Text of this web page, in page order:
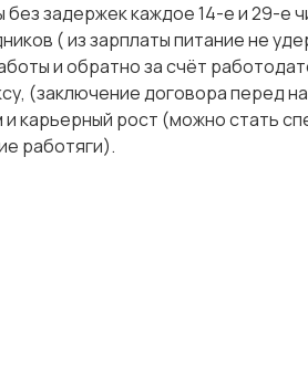
задержек каждое 14-е и 29-е
( из зарплаты питание не
и обратно за счёт
(заключение договора перед
карьерный рост (можно стать
работяги).